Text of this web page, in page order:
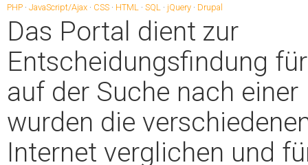
PHP · JavaScript/Ajax · CSS · HTML · SQL · jQuery · Drupal
Das Portal dient zur
Entscheidungsfindung
auf der Suche nach
wurden die
Internet verglichen und